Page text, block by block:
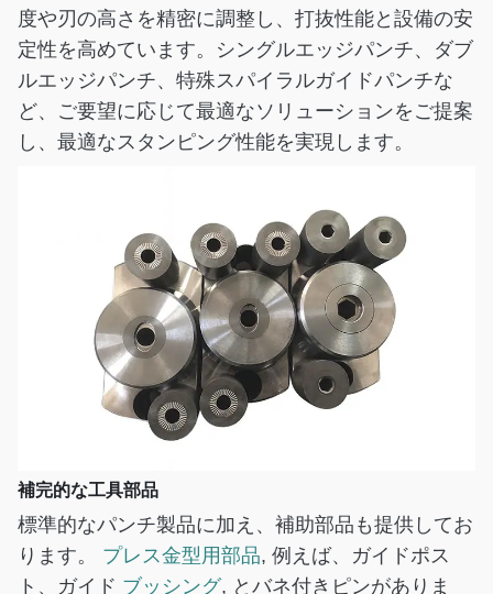
度や刃の高さを精密に調整し、打抜性能と設備の安
定性を高めています。シングルエッジパンチ、ダブ
ルエッジパンチ、特殊スパイラルガイドパンチな
ど、ご要望に応じて最適なソリューションをご提案
し、最適なスタンピング性能を実現します。
補完的な工具部品
標準的なパンチ製品に加え、補助部品も提供してお
ります。 プレス金型用部品, 例えば、ガイドポス
ト、ガイド ブッシング, とバネ付きピンがありま